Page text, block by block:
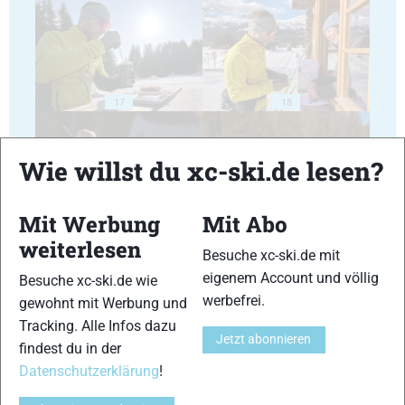
17 18
19 20
Wie willst du xc-ski.de lesen?
Mit Werbung
weiterlesen
Besuche xc-ski.de wie
gewohnt mit Werbung und
Tracking. Alle Infos dazu
findest du in der
Datenschutzerklärung!
Mit Abo
Besuche xc-ski.de mit
eigenem Account und völlig
werbefrei.
Jetzt abonnieren